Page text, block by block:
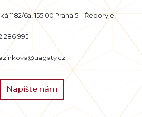
1182/6a, 155 00 Praha 5 – Řeporyje
286 995
Napište nám